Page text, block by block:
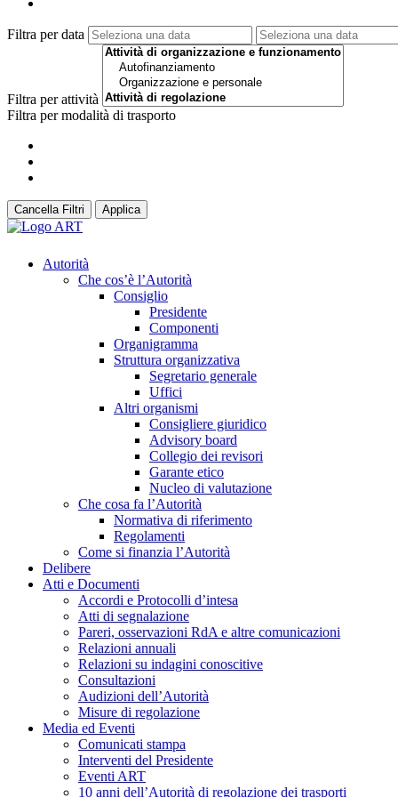
Filtra per data
Filtra per attività
Filtra per modalità di trasporto
Cancella Filtri Applica
Autorità
Che cos’è l’Autorità
Consiglio
Presidente
Componenti
Organigramma
Struttura organizzativa
Segretario generale
Uffici
Altri organismi
Consigliere giuridico
Advisory board
Collegio dei revisori
Garante etico
Nucleo di valutazione
Che cosa fa l’Autorità
Normativa di riferimento
Regolamenti
Come si finanzia l’Autorità
Delibere
Atti e Documenti
Accordi e Protocolli d’intesa
Atti di segnalazione
Pareri, osservazioni RdA e altre comunicazioni
Relazioni annuali
Relazioni su indagini conoscitive
Consultazioni
Audizioni dell’Autorità
Misure di regolazione
Media ed Eventi
Comunicati stampa
Interventi del Presidente
Eventi ART
10 anni dell’Autorità di regolazione dei trasporti